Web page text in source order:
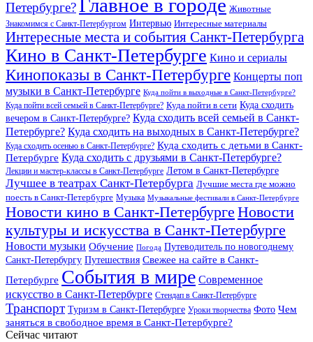
Петербурге?Главное в городе Животные
Знакомимся с Санкт-Петербургом Интервью Интересные материалы
Интересные места и события Санкт-Петербурга
Кино в Санкт-Петербурге Кино и сериалы
Кинопоказы в Санкт-Петербурге Концерты поп
музыки в Санкт-Петербурге Куда пойти в выходные в Санкт-Петербурге?
Куда пойти всей семьей в Санкт-Петербурге? Куда пойти в сети Куда сходить
вечером в Санкт-Петербурге? Куда сходить всей семьей в Санкт-
Петербурге? Куда сходить на выходных в Санкт-Петербурге?
Куда сходить осенью в Санкт-Петербурге? Куда сходить с детьми в Санкт-
Петербурге Куда сходить с друзьями в Санкт-Петербурге?
Лекции и мастер-классы в Санкт-Петербурге Летом в Санкт-Петербурге
Лучшее в театрах Санкт-Петербурга Лучшие места где можно
поесть в Санкт-Петербурге Музыка Музыкальные фестивали в Санкт-Петербурге
Новости кино в Санкт-Петербурге Новости
культуры и искусства в Санкт-Петербурге
Новости музыки Обучение Погода Путеводитель по новогоднему
Санкт-Петербургу Путешествия Свежее на сайте в Санкт-
Петербурге События в мире Современное
искусство в Санкт-Петербурге Стендап в Санкт-Петербурге
Транспорт Туризм в Санкт-Петербурге Уроки творчества Фото Чем
заняться в свободное время в Санкт-Петербурге?
Сейчас читают